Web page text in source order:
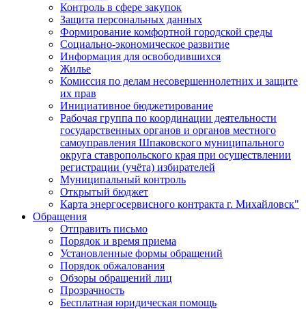
Контроль в сфере закупок
Защита персональных данных
Формирование комфортной городской среды
Социально-экономическое развитие
Информация для освободившихся
Жилье
Комиссия по делам несовершеннолетних и защите
их прав
Инициативное бюджетирование
Рабочая группа по координации деятельности
государственных органов и органов местного
самоуправления Шпаковского муниципального
округа ставропольского края при осуществлении
регистрации (учёта) избирателей
Муниципальный контроль
Открытый бюджет
Карта энергосервисного контракта г. Михайловск"
Обращения
Отправить письмо
Порядок и время приема
Установленные формы обращений
Порядок обжалования
Обзоры обращений лиц
Прозрачность
Бесплатная юридическая помощь